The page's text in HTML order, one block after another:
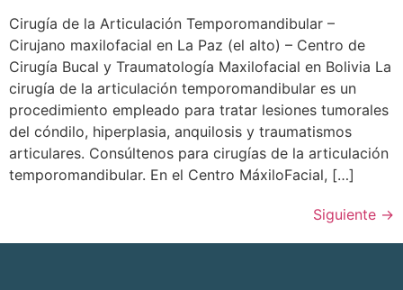
Cirugía de la Articulación Temporomandibular –
Cirujano maxilofacial en La Paz (el alto) – Centro de
Cirugía Bucal y Traumatología Maxilofacial en Bolivia La
cirugía de la articulación temporomandibular es un
procedimiento empleado para tratar lesiones tumorales
del cóndilo, hiperplasia, anquilosis y traumatismos
articulares. Consúltenos para cirugías de la articulación
temporomandibular. En el Centro MáxiloFacial, […]
Siguiente →